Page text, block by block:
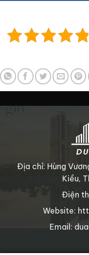
Địa chỉ: Hùng
Kiều,
Điện
Website:
Email: